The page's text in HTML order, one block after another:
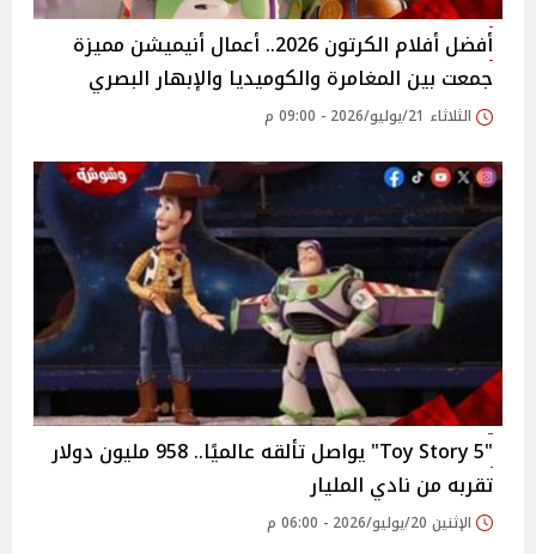
أفضل أفلام الكرتون 2026.. أعمال أنيميشن مميزة
جمعت بين المغامرة والكوميديا والإبهار البصري
الثلاثاء 21/يوليو/2026 - 09:00 م
"Toy Story 5" يواصل تألقه عالميًا.. 958 مليون دولار
تقربه من نادي المليار
الإثنين 20/يوليو/2026 - 06:00 م